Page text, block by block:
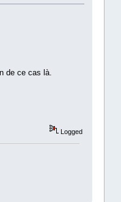
de ce cas là.
Logged